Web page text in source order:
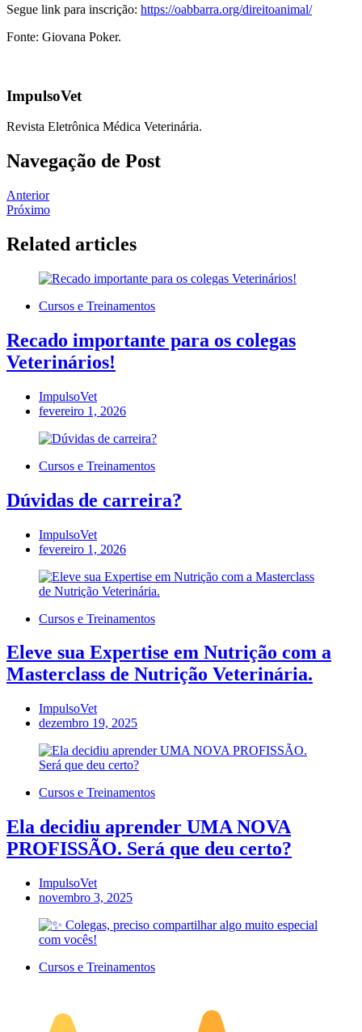
Segue link para inscrição: https://oabbarra.org/direitoanimal/
Fonte: Giovana Poker.
ImpulsoVet
Revista Eletrônica Médica Veterinária.
Navegação de Post
Anterior
Próximo
Related articles
Cursos e Treinamentos
Recado importante para os colegas
Veterinários!
ImpulsoVet
fevereiro 1, 2026
Cursos e Treinamentos
Dúvidas de carreira?
ImpulsoVet
fevereiro 1, 2026
Cursos e Treinamentos
Eleve sua Expertise em Nutrição com a
Masterclass de Nutrição Veterinária.
ImpulsoVet
dezembro 19, 2025
Cursos e Treinamentos
Ela decidiu aprender UMA NOVA
PROFISSÃO. Será que deu certo?
ImpulsoVet
novembro 3, 2025
Cursos e Treinamentos